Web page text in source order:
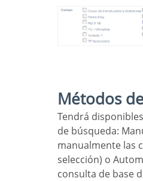
Métodos
Tendrá disponibles dos tipos de métodos
de búsqueda:
manualmente las
selección) o
consulta de base